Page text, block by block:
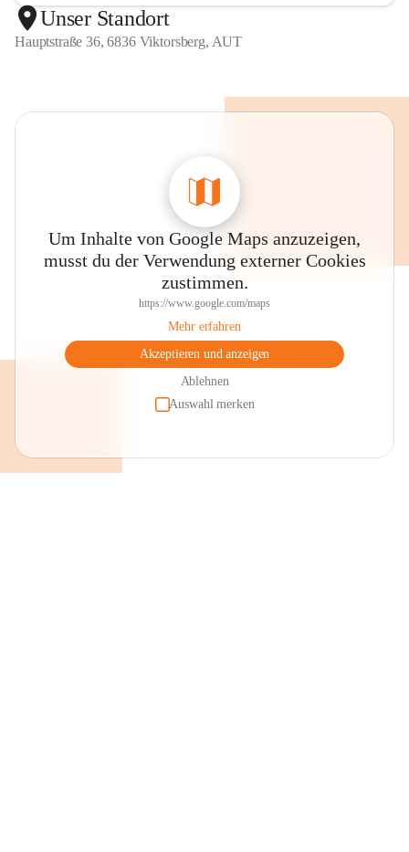
Unser Standort
Hauptstraße 36, 6836 Viktorsberg, AUT
Um Inhalte von Google Maps anzuzeigen,
musst du der Verwendung externer Cookies
zustimmen.
https://www.google.com/maps
Mehr erfahren
Akzeptieren und anzeigen
Ablehnen
Auswahl merken